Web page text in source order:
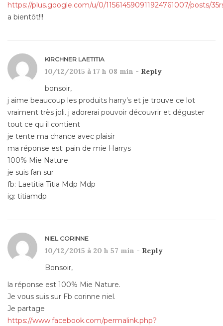
https://plus.google.com/u/0/115614590911924761007/posts/
a bientôt!!!
KIRCHNER LAETITIA
10/12/2015 à 17 h 08 min - Reply
bonsoir,
j aime beaucoup les produits harry’s et je trouve ce lot
vraiment très joli. j adorerai pouvoir découvrir et déguster
tout ce qu il contient
je tente ma chance avec plaisir
ma réponse est: pain de mie Harrys
100% Mie Nature
je suis fan sur
fb: Laetitia Titia Mdp Mdp
ig: titiamdp
NIEL CORINNE
10/12/2015 à 20 h 57 min - Reply
Bonsoir,
la réponse est 100% Mie Nature.
Je vous suis sur Fb corinne niel.
Je partage
https://www.facebook.com/permalink.php?